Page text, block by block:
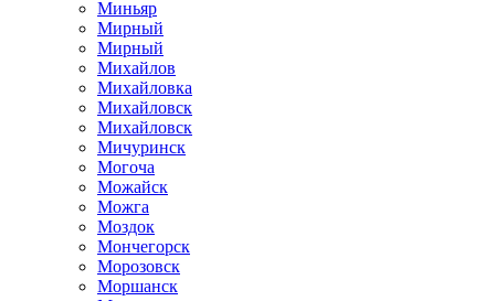
Миньяр
Мирный
Мирный
Михайлов
Михайловка
Михайловск
Михайловск
Мичуринск
Могоча
Можайск
Можга
Моздок
Мончегорск
Морозовск
Моршанск